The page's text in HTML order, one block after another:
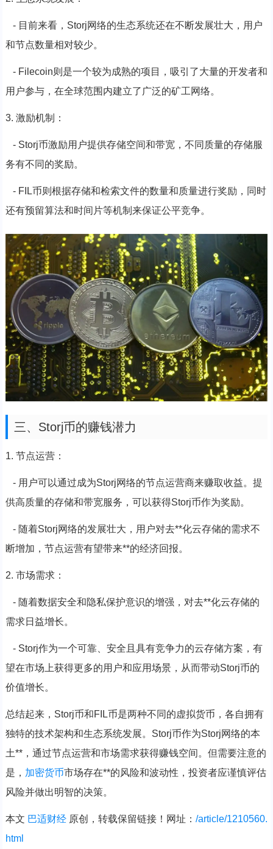
- 目前来看，Storj网络的生态系统还在不断发展壮大，用户
和节点数量相对较少。
- Filecoin则是一个较为成熟的项目，吸引了大量的开发者和
用户参与，在全球范围内建立了广泛的矿工网络。
3. 激励机制：
- Storj币激励用户提供存储空间和带宽，不同质量的存储服
务有不同的奖励。
- FIL币则根据存储和检索文件的数量和质量进行奖励，同时
还有预留算法和时间片等机制来保证公平竞争。
三、Storj币的赚钱潜力
1. 节点运营：
- 用户可以通过成为Storj网络的节点运营商来赚取收益。提
供高质量的存储和带宽服务，可以获得Storj币作为奖励。
- 随着Storj网络的发展壮大，用户对去**化云存储的需求不
断增加，节点运营有望带来**的经济回报。
2. 市场需求：
- 随着数据安全和隐私保护意识的增强，对去**化云存储的
需求日益增长。
- Storj作为一个可靠、安全且具有竞争力的云存储方案，有
望在市场上获得更多的用户和应用场景，从而带动Storj币的
价值增长。
总结起来，Storj币和FIL币是两种不同的虚拟货币，各自拥有
独特的技术架构和生态系统发展。Storj币作为Storj网络的本
土**，通过节点运营和市场需求获得赚钱空间。但需要注意的
是， 加密货币市场存在**的风险和波动性，投资者应谨慎评估
风险并做出明智的决策。
本文 巴适财经原创，转载保留链接！网址： /article/1210560.
html